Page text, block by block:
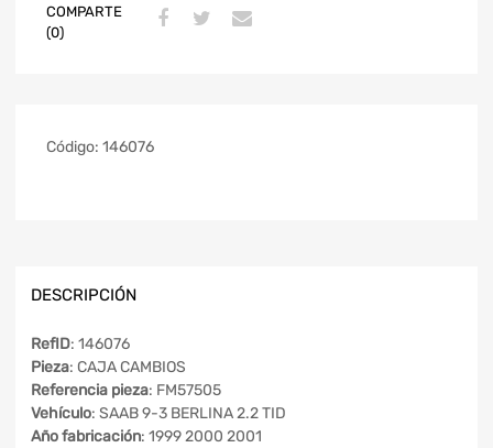
COMPARTE
(0)
Código: 146076
DESCRIPCIÓN
RefID: 146076
Pieza: CAJA CAMBIOS
Referencia pieza: FM57505
Vehículo: SAAB 9-3 BERLINA 2.2 TID
Año fabricación: 1999 2000 2001